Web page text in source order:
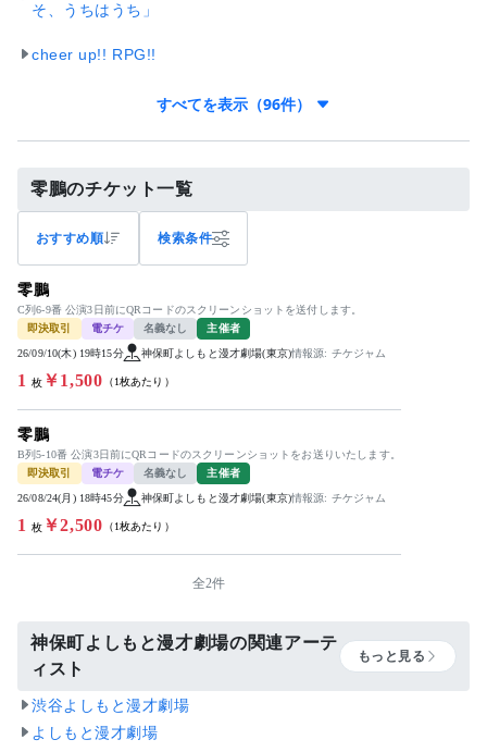
そ、うちはうち」
cheer up!! RPG!!
すべてを表示（96件）
零鵬のチケット一覧
おすすめ順 検索条件
零鵬
C列6-9番 公演3日前にQRコードのスクリーンショットを送付します。
即決取引
電チケ 名義なし 主催者
26/09/10(木) 19時15分 神保町よしもと漫才劇場(東京)情報源: チケジャム
1 枚￥1,500 （1枚あたり）
零鵬
B列5-10番 公演3日前にQRコードのスクリーンショットをお送りいたします。
即決取引
電チケ 名義なし 主催者
26/08/24(月) 18時45分 神保町よしもと漫才劇場(東京)情報源: チケジャム
1 枚￥2,500 （1枚あたり）
全2件
神保町よしもと漫才劇場の関連アーテ
ィスト
もっと見る
渋谷よしもと漫才劇場
よしもと漫才劇場